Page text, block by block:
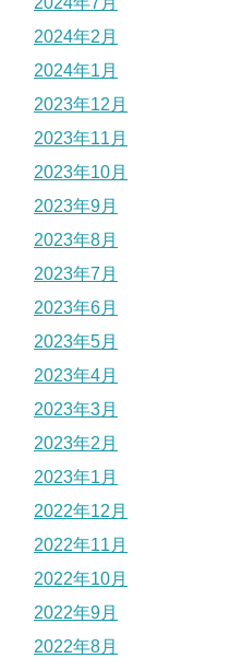
2024年2月
2024年1月
2023年12月
2023年11月
2023年10月
2023年9月
2023年8月
2023年7月
2023年6月
2023年5月
2023年4月
2023年3月
2023年2月
2023年1月
2022年12月
2022年11月
2022年10月
2022年9月
2022年8月